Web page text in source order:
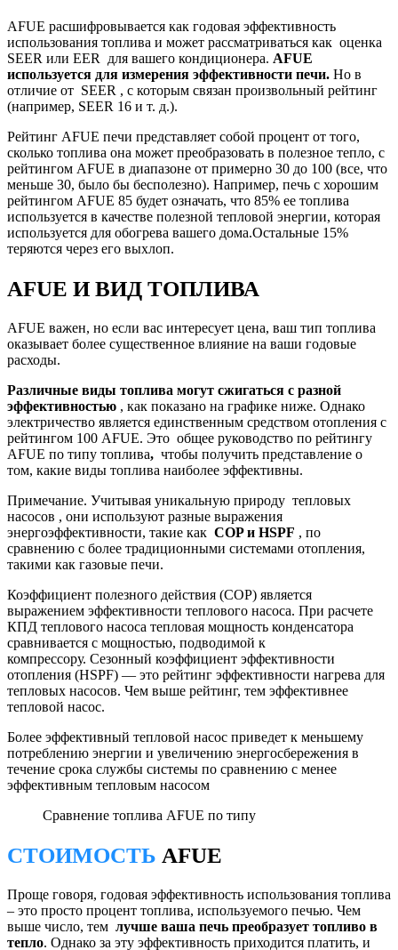
AFUE расшифровывается как годовая эффективность
использования топлива и может рассматриваться как оценка
SEER или EER для вашего кондиционера. AFUE
используется для измерения эффективности печи. Но в
отличие от SEER , с которым связан произвольный рейтинг
(например, SEER 16 и т. д.).
Рейтинг AFUE печи представляет собой процент от того,
сколько топлива она может преобразовать в полезное тепло, с
рейтингом AFUE в диапазоне от примерно 30 до 100 (все, что
меньше 30, было бы бесполезно). Например, печь с хорошим
рейтингом AFUE 85 будет означать, что 85% ее топлива
используется в качестве полезной тепловой энергии, которая
используется для обогрева вашего дома.Остальные 15%
теряются через его выхлоп.
AFUE И ВИД ТОПЛИВА
AFUE важен, но если вас интересует цена, ваш тип топлива
оказывает более существенное влияние на ваши годовые
расходы.
Различные виды топлива могут сжигаться с разной
эффективностью , как показано на графике ниже. Однако
электричество является единственным средством отопления с
рейтингом 100 AFUE. Это общее руководство по рейтингу
AFUE по типу топлива, чтобы получить представление о
том, какие виды топлива наиболее эффективны.
Примечание. Учитывая уникальную природу тепловых
насосов , они используют разные выражения
энергоэффективности, такие как COP и HSPF , по
сравнению с более традиционными системами отопления,
такими как газовые печи.
Коэффициент полезного действия (COP) является
выражением эффективности теплового насоса. При расчете
КПД теплового насоса тепловая мощность конденсатора
сравнивается с мощностью, подводимой к
компрессору. Сезонный коэффициент эффективности
отопления (HSPF) — это рейтинг эффективности нагрева для
тепловых насосов. Чем выше рейтинг, тем эффективнее
тепловой насос.
Более эффективный тепловой насос приведет к меньшему
потреблению энергии и увеличению энергосбережения в
течение срока службы системы по сравнению с менее
эффективным тепловым насосом
Сравнение топлива AFUE по типу
СТОИМОСТЬ AFUE
Проще говоря, годовая эффективность использования топлива
– это просто процент топлива, используемого печью. Чем
выше число, тем лучше ваша печь преобразует топливо в
тепло. Однако за эту эффективность приходится платить, и